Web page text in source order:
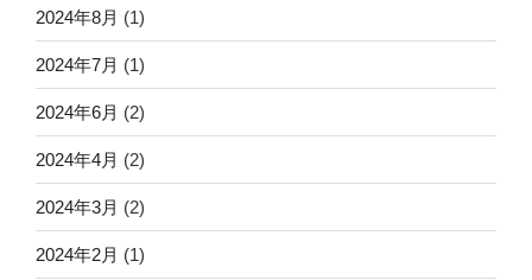
2024年8月 (1)
2024年7月 (1)
2024年6月 (2)
2024年4月 (2)
2024年3月 (2)
2024年2月 (1)